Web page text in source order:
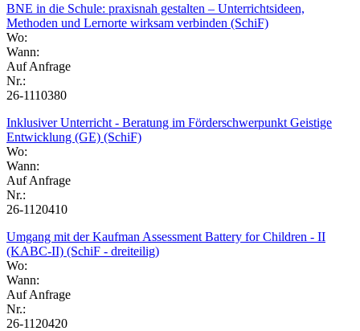
BNE in die Schule: praxisnah gestalten – Unterrichtsideen,
Methoden und Lernorte wirksam verbinden (SchiF)
Wo:
Wann:
Auf Anfrage
Nr.:
26-1110380
Inklusiver Unterricht - Beratung im Förderschwerpunkt Geistige
Entwicklung (GE) (SchiF)
Wo:
Wann:
Auf Anfrage
Nr.:
26-1120410
Umgang mit der Kaufman Assessment Battery for Children - II
(KABC-II) (SchiF - dreiteilig)
Wo:
Wann:
Auf Anfrage
Nr.:
26-1120420